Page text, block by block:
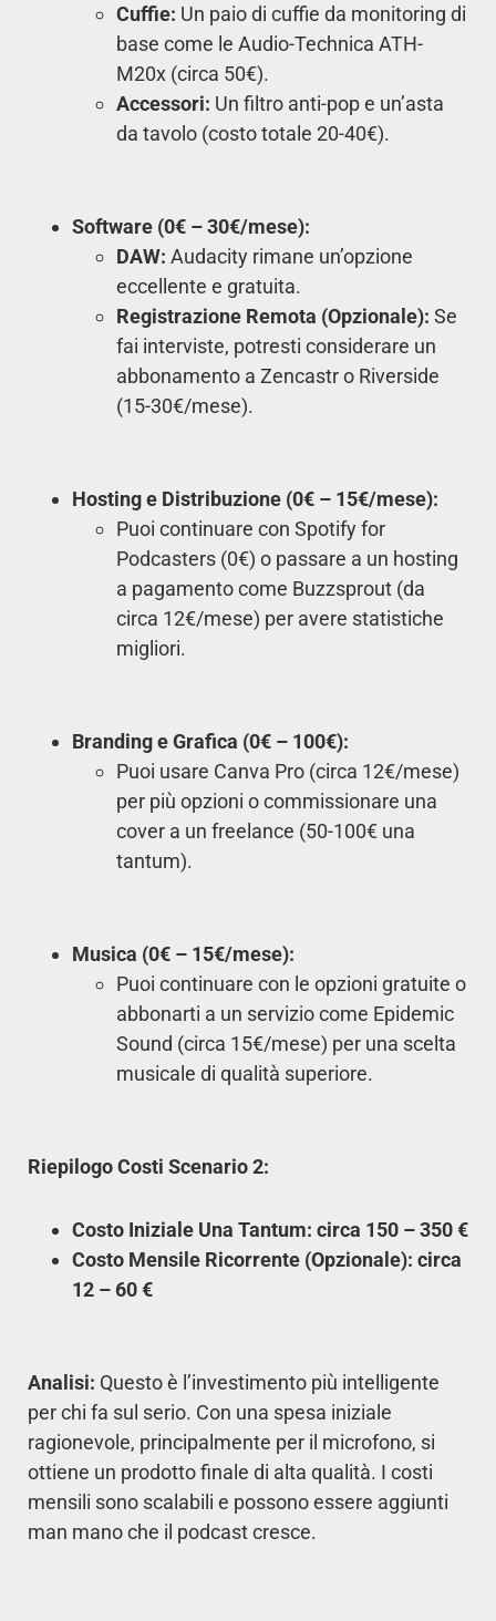
Cuffie: Un paio di cuffie da monitoring di
base come le Audio-Technica ATH-
M20x (circa 50€).
Accessori: Un filtro anti-pop e un’asta
da tavolo (costo totale 20-40€).
Software (0€ – 30€/mese):
DAW: Audacity rimane un’opzione
eccellente e gratuita.
Registrazione Remota (Opzionale): Se
fai interviste, potresti considerare un
abbonamento a Zencastr o Riverside
(15-30€/mese).
Hosting e Distribuzione (0€ – 15€/mese):
Puoi continuare con Spotify for
Podcasters (0€) o passare a un hosting
a pagamento come Buzzsprout (da
circa 12€/mese) per avere statistiche
migliori.
Branding e Grafica (0€ – 100€):
Puoi usare Canva Pro (circa 12€/mese)
per più opzioni o commissionare una
cover a un freelance (50-100€ una
tantum).
Musica (0€ – 15€/mese):
Puoi continuare con le opzioni gratuite o
abbonarti a un servizio come Epidemic
Sound (circa 15€/mese) per una scelta
musicale di qualità superiore.
Riepilogo Costi Scenario 2:
Costo Iniziale Una Tantum: circa 150 – 350 €
Costo Mensile Ricorrente (Opzionale): circa
12 – 60 €
Analisi: Questo è l’investimento più intelligente
per chi fa sul serio. Con una spesa iniziale
ragionevole, principalmente per il microfono, si
ottiene un prodotto finale di alta qualità. I costi
mensili sono scalabili e possono essere aggiunti
man mano che il podcast cresce.